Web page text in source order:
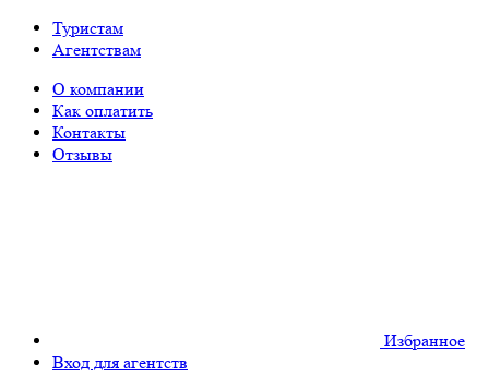
Туристам
Агентствам
О компании
Как оплатить
Контакты
Отзывы
Избранное
Вход для агентств